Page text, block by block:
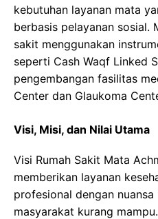
kebutuhan layanan mata
berbasis pelayanan sosial.
sakit menggunakan
seperti Cash Waqf Linked
pengembangan fasilitas
Center dan Glaukoma
Visi, Misi, dan Nilai Utama
Visi Rumah Sakit Mata
memberikan layanan
profesional dengan
masyarakat kurang